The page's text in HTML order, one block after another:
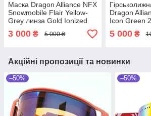
Маска Dragon Alliance NFX
Snowmobile Flair Yellow-
Grey линза Gold Ionized
3 000 ₴ 5 000 ₴
Dragon
Icon Green 2
Lumalens
Lumalens
5 000₴
Акційні пропозиції та новинки
–50% –50%